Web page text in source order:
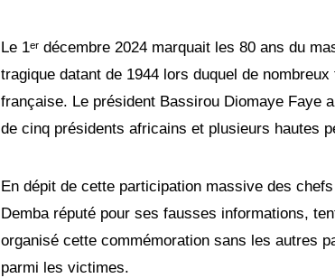
Le 1ᵉʳ décembre 2024 marquait les 80 ans du
tragique datant de 1944 lors duquel de
française. Le président Bassirou Diomaye Faye
de cinq présidents africains et plusieurs hautes
En dépit de cette participation massive des
Demba réputé pour ses fausses informations,
organisé cette commémoration sans les autres
parmi les victimes.